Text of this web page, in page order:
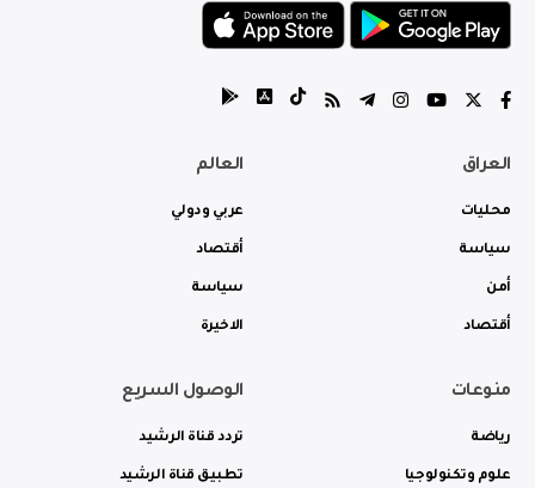
العراق
محليات
سياسة
أمن
أقتصاد
العالم
عربي ودولي
أقتصاد
سياسة
الاخيرة
منوعات
رياضة
علوم وتكنولوجيا
الوصول السريع
تردد قناة الرشيد
تطبيق قناة الرشيد